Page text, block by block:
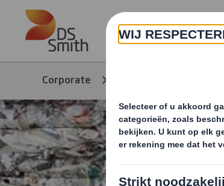
Skip to main content
Corporate